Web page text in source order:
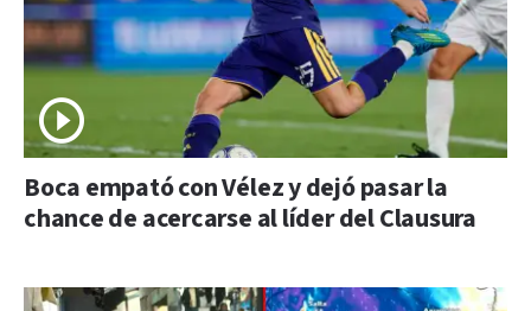
Boca empató con Vélez y dejó pasar la
chance de acercarse al líder del Clausura